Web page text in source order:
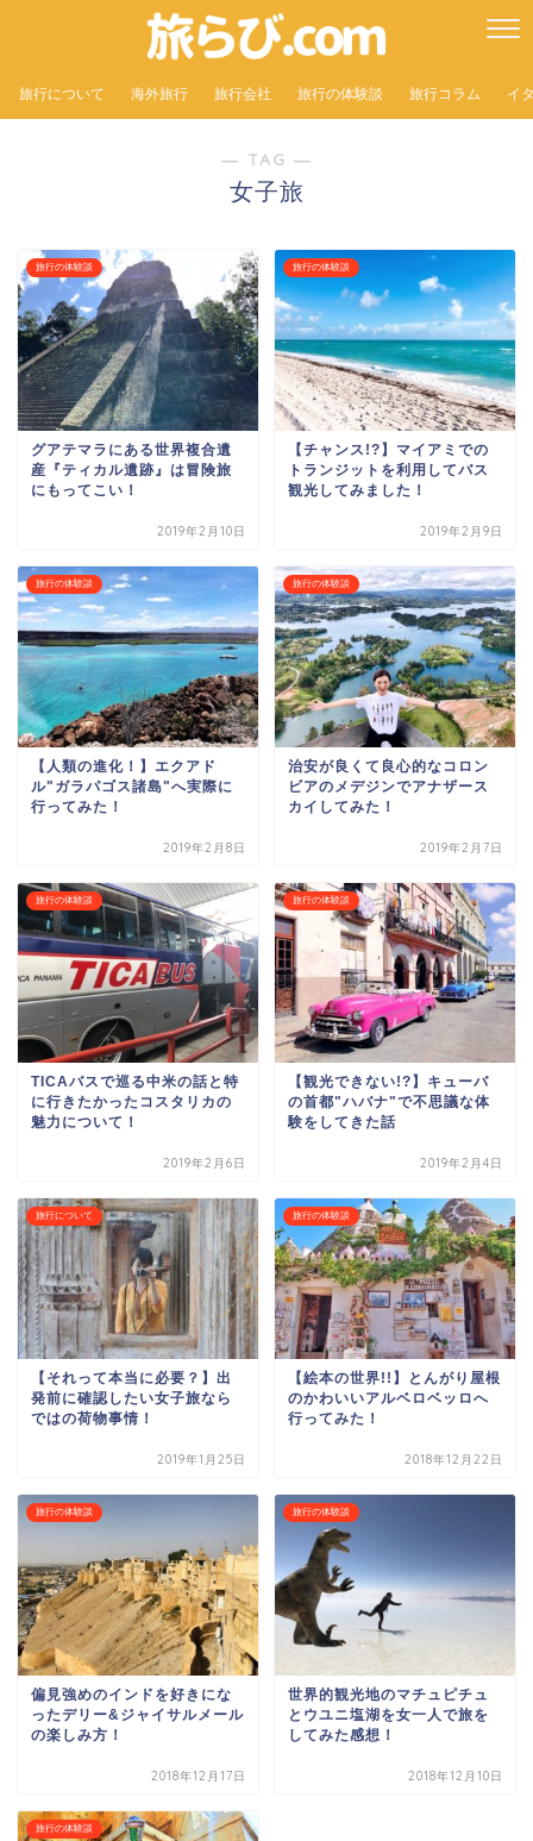
旅行について 海外旅行 旅行会社 旅行の体験談 旅行コラム イ
― TAG ―
女子旅
旅行の体験談
グアテマラにある世界複合遺
産『ティカル遺跡』は冒険旅
にもってこい！
2019年2月10日
旅行の体験談
【チャンス!?】マイアミでの
トランジットを利用してバス
観光してみました！
2019年2月9日
旅行の体験談
【人類の進化！】エクアド
ル"ガラパゴス諸島"へ実際に
行ってみた！
2019年2月8日
旅行の体験談
治安が良くて良心的なコロン
ビアのメデジンでアナザース
カイしてみた！
2019年2月7日
旅行の体験談
TICAバスで巡る中米の話と特
に行きたかったコスタリカの
魅力について！
2019年2月6日
旅行の体験談
【観光できない!?】キューバ
の首都"ハバナ"で不思議な体
験をしてきた話
2019年2月4日
旅行について
【それって本当に必要？】出
発前に確認したい女子旅なら
ではの荷物事情！
2019年1月25日
旅行の体験談
【絵本の世界!!】とんがり屋根
のかわいいアルベロベッロへ
行ってみた！
2018年12月22日
旅行の体験談
偏見強めのインドを好きにな
ったデリー&ジャイサルメール
の楽しみ方！
2018年12月17日
旅行の体験談
世界的観光地のマチュピチュ
とウユニ塩湖を女一人で旅を
してみた感想！
2018年12月10日
旅行の体験談